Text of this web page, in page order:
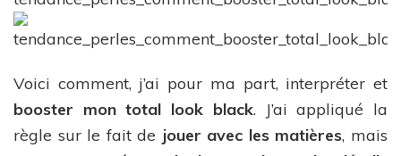
Voici comment, j’ai pour ma part, interpréter et
booster mon total look black. J’ai appliqué la
règle sur le fait de jouer avec les matières, mais